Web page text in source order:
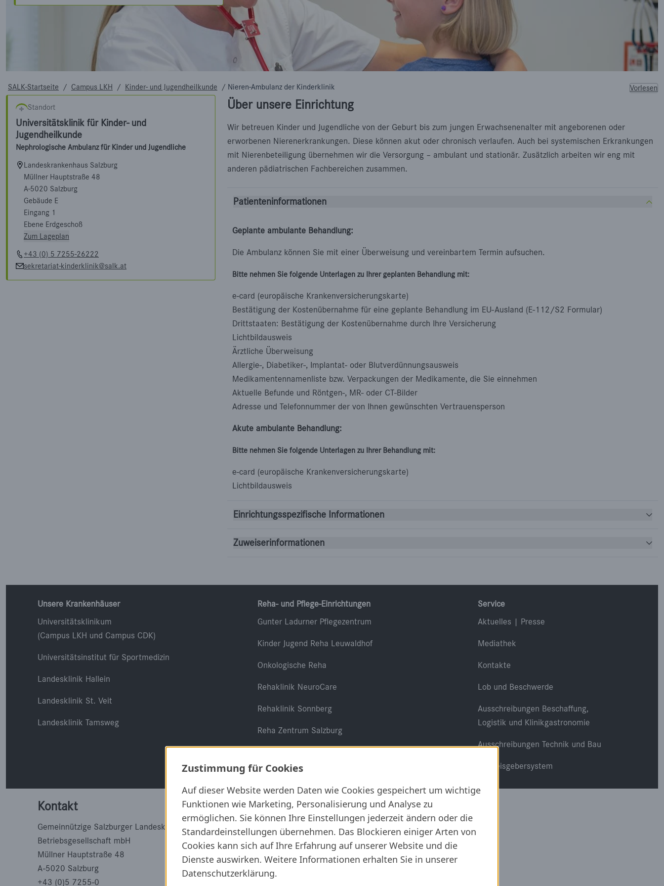
Zustimmung für Cookies
Auf dieser Website werden Daten wie Cookies gespeichert um wichtige
Funktionen wie Marketing, Personalisierung und Analyse zu
ermöglichen. Sie können Ihre Einstellungen jederzeit ändern oder die
Standardeinstellungen übernehmen. Das Blockieren einiger Arten von
Cookies kann sich auf Ihre Erfahrung auf unserer Website und die
Dienste auswirken. Weitere Informationen erhalten Sie in unserer
Datenschutzerklärung.
SALK-Startseite / Campus LKH / Kinder- und Jugendheilkunde / Nieren-Ambulanz der Kinderklinik Vorlesen
Standort
Universitätsklinik für Kinder- und
Jugendheilkunde
Nephrologische Ambulanz für Kinder und Jugendliche
Landeskrankenhaus Salzburg
Müllner Hauptstraße 48
A-5020 Salzburg
Gebäude E
Eingang 1
Ebene Erdgeschoß
Zum Lageplan
+43 (0) 5 7255-26222
sekretariat-kinderklinik@salk.at
Über unsere Einrichtung
Wir betreuen Kinder und Jugendliche von der Geburt bis zum jungen Erwachsenenalter mit angeborenen oder
erworbenen Nierenerkrankungen. Diese können akut oder chronisch verlaufen. Auch bei systemischen Erkrankungen
mit Nierenbeteiligung übernehmen wir die Versorgung – ambulant und stationär. Zusätzlich arbeiten wir eng mit
anderen pädiatrischen Fachbereichen zusammen.
Patienteninformationen
Geplante ambulante Behandlung:
Die Ambulanz können Sie mit einer Überweisung und vereinbartem Termin aufsuchen.
Bitte nehmen Sie folgende Unterlagen zu Ihrer geplanten Behandlung mit:
e-card (europäische Krankenversicherungskarte)
Bestätigung der Kostenübernahme für eine geplante Behandlung im EU-Ausland (E-112/S2 Formular)
Drittstaaten: Bestätigung der Kostenübernahme durch Ihre Versicherung
Lichtbildausweis
Ärztliche Überweisung
Allergie-, Diabetiker-, Implantat- oder Blutverdünnungsausweis
Medikamentennamenliste bzw. Verpackungen der Medikamente, die Sie einnehmen
Aktuelle Befunde und Röntgen-, MR- oder CT-Bilder
Adresse und Telefonnummer der von Ihnen gewünschten Vertrauensperson
Akute ambulante Behandlung:
Bitte nehmen Sie folgende Unterlagen zu Ihrer Behandlung mit:
e-card (europäische Krankenversicherungskarte)
Lichtbildausweis
Einrichtungsspezifische Informationen
Zuweiserinformationen
Unsere Krankenhäuser
Universitätsklinikum
(Campus LKH und Campus CDK)
Universitätsinstitut für Sportmedizin
Landesklinik Hallein
Landesklinik St. Veit
Landesklinik Tamsweg
Reha- und Pflege-Einrichtungen
Gunter Ladurner Pflegezentrum
Kinder Jugend Reha Leuwaldhof
Onkologische Reha
Rehaklinik NeuroCare
Rehaklinik Sonnberg
Reha Zentrum Salzburg
Service
Aktuelles | Presse
Mediathek
Kontakte
Lob und Beschwerde
Ausschreibungen Beschaffung,
Logistik und Klinikgastronomie
Ausschreibungen Technik und Bau
Hinweisgebersystem
Kontakt
Gemeinnützige Salzburger Landeskliniken
Betriebsgesellschaft mbH
Müllner Hauptstraße 48
A-5020 Salzburg
+43 (0)5 7255-0
Rechtliches
Datenschutz
Impressum